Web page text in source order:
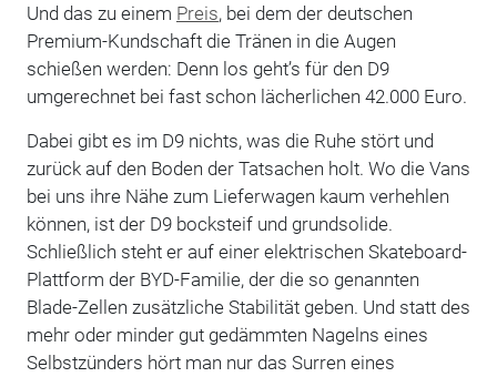
Und das zu einem Preis, bei dem der deutschen
Premium-Kundschaft die Tränen in die Augen
schießen werden: Denn los geht’s für den D9
umgerechnet bei fast schon lächerlichen 42.000 Euro.
Dabei gibt es im D9 nichts, was die Ruhe stört und
zurück auf den Boden der Tatsachen holt. Wo die Vans
bei uns ihre Nähe zum Lieferwagen kaum verhehlen
können, ist der D9 bocksteif und grundsolide.
Schließlich steht er auf einer elektrischen Skateboard-
Plattform der BYD-Familie, der die so genannten
Blade-Zellen zusätzliche Stabilität geben. Und statt des
mehr oder minder gut gedämmten Nagelns eines
Selbstzünders hört man nur das Surren eines